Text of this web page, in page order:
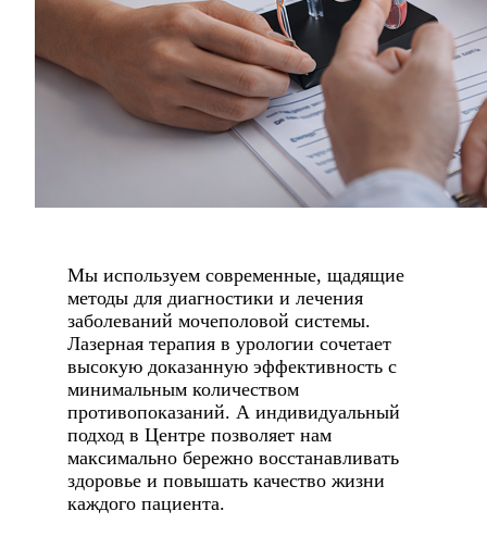
Мы используем современные, щадящие
методы для диагностики и лечения
заболеваний мочеполовой системы.
Лазерная терапия в урологии сочетает
высокую доказанную эффективность с
минимальным количеством
противопоказаний. А индивидуальный
подход в Центре позволяет нам
максимально бережно восстанавливать
здоровье и повышать качество жизни
каждого пациента.